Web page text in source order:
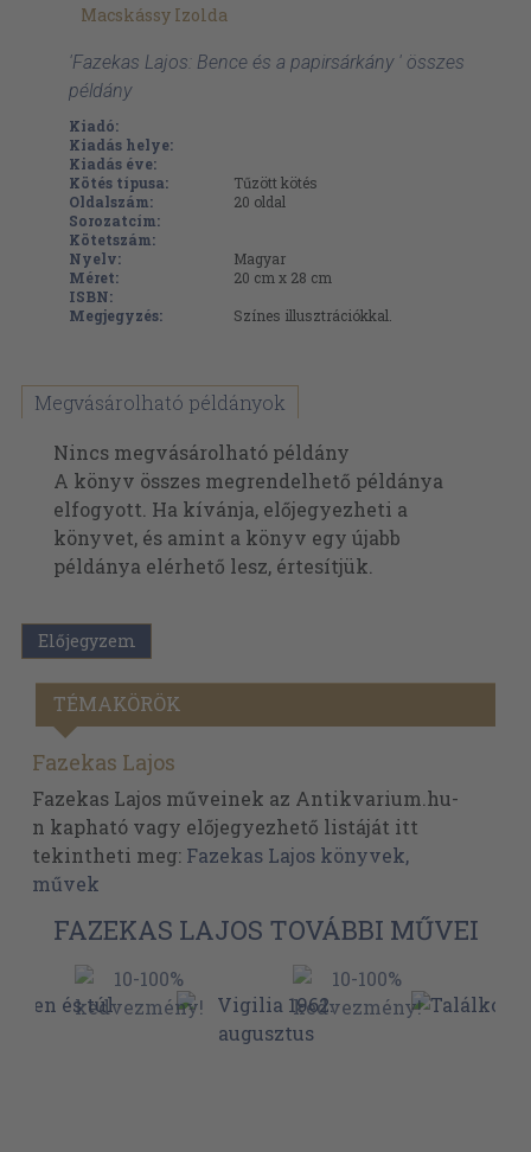
Macskássy Izolda
'Fazekas Lajos: Bence és a papirsárkány ' összes
példány
Kiadó:
Kiadás helye:
Kiadás éve:
Kötés típusa:
Tűzött kötés
Oldalszám:
20 oldal
Sorozatcím:
Kötetszám:
Nyelv:
Magyar
Méret:
20 cm x 28 cm
ISBN:
Megjegyzés:
Színes illusztrációkkal.
Megvásárolható példányok
Nincs megvásárolható példány
A könyv összes megrendelhető példánya
elfogyott. Ha kívánja, előjegyezheti a
könyvet, és amint a könyv egy újabb
példánya elérhető lesz, értesítjük.
Előjegyzem
TÉMAKÖRÖK
Fazekas Lajos
Fazekas Lajos műveinek az Antikvarium.hu-
n kapható vagy előjegyezhető listáját itt
tekintheti meg: Fazekas Lajos könyvek,
művek
FAZEKAS LAJOS TOVÁBBI MŰVEI